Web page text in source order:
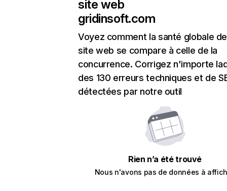
site web
gridinsoft.com
Voyez comment la santé globale
site web se compare à celle de la
concurrence. Corrigez n'importe
des 130 erreurs techniques et de
détectées par notre outil
Rien n’a été trouvé
Nous n'avons pas de données à